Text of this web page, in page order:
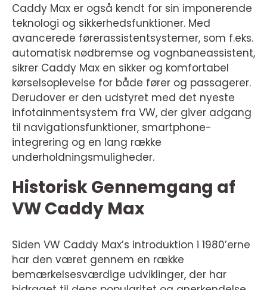
Caddy Max er også kendt for sin imponerende
teknologi og sikkerhedsfunktioner. Med
avancerede førerassistentsystemer, som f.eks.
automatisk nødbremse og vognbaneassistent,
sikrer Caddy Max en sikker og komfortabel
kørselsoplevelse for både fører og passagerer.
Derudover er den udstyret med det nyeste
infotainmentsystem fra VW, der giver adgang
til navigationsfunktioner, smartphone-
integrering og en lang række
underholdningsmuligheder.
Historisk Gennemgang af
VW Caddy Max
Siden VW Caddy Max’s introduktion i 1980’erne
har den været gennem en række
bemærkelsesværdige udviklinger, der har